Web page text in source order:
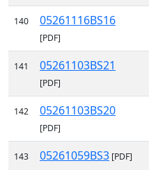
140 05261116BS16
[PDF]
141 05261103BS21
[PDF]
142 05261103BS20
[PDF]
143 05261059BS3 [PDF]